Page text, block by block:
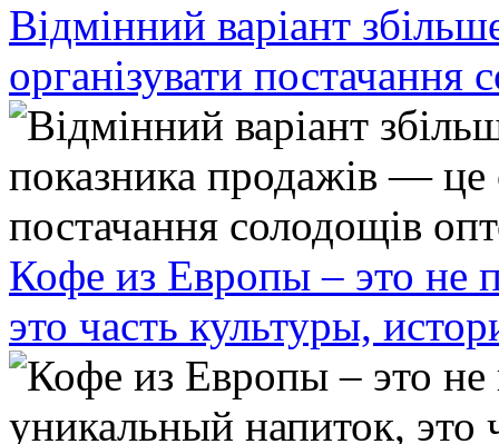
Відмінний варіант
організувати постачання
Кофе из Европы – это не
это часть культуры,